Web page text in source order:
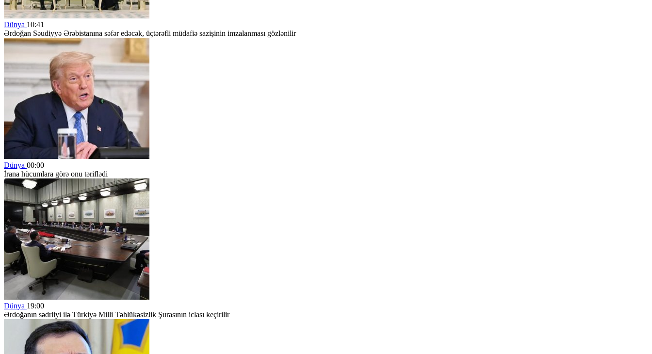
Dünya 10:41
Ərdoğan Səudiyyə Ərəbistanına səfər edəcək, üçtərəfli müdafiə sazişinin imzalanması gözlənilir
Dünya 00:00
İrana hücumlara görə onu təriflədi
Dünya 19:00
Ərdoğanın sədrliyi ilə Türkiyə Milli Təhlükəsizlik Şurasının iclası keçirilir